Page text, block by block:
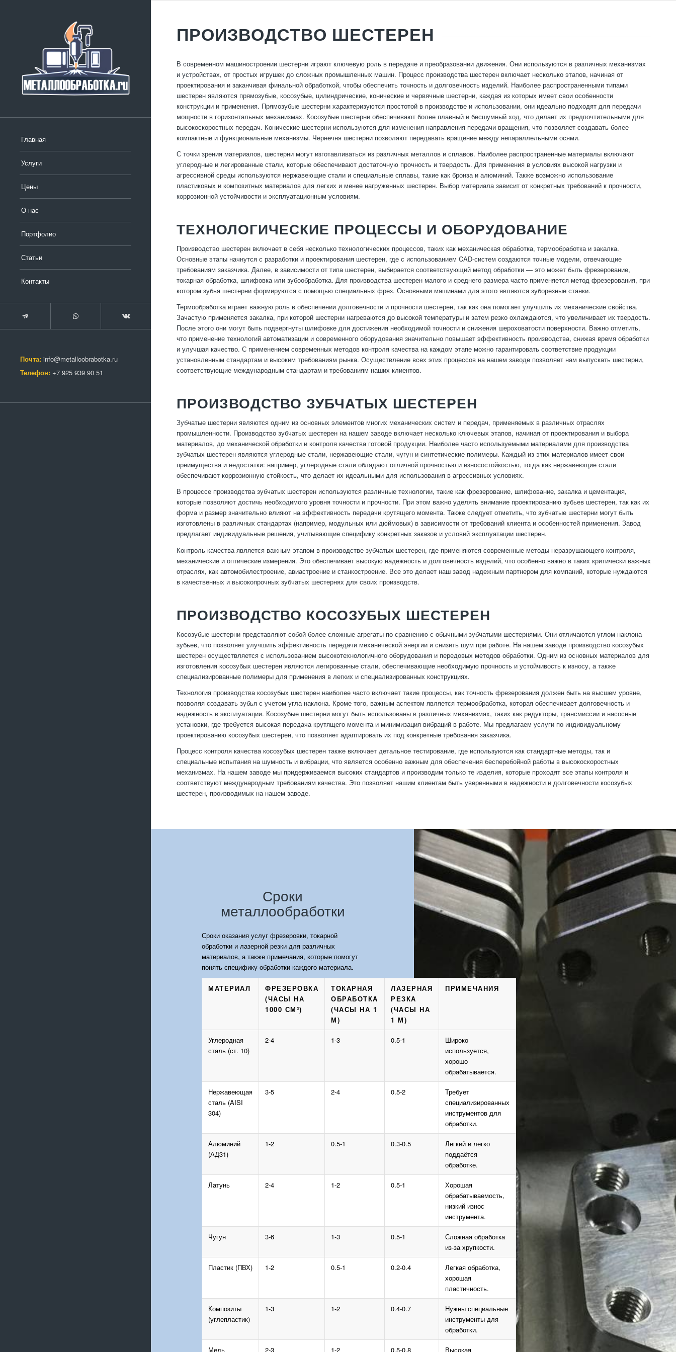
Главная
Услуги
Цены
О нас
Портфолио
Статьи
Контакты
Почта: info@metalloobrabotka.ru
Телефон: +7 925 939 90 51
ПРОИЗВОДСТВО ШЕСТЕРЕН
В современном машиностроении шестерни играют ключевую роль в передаче и преобразовании движения. Они используются в различных механизмах
и устройствах, от простых игрушек до сложных промышленных машин. Процесс производства шестерен включает несколько этапов, начиная от
проектирования и заканчивая финальной обработкой, чтобы обеспечить точность и долговечность изделий. Наиболее распространенными типами
шестерен являются прямозубые, косозубые, цилиндрические, конические и червячные шестерни, каждая из которых имеет свои особенности
конструкции и применения. Прямозубые шестерни характеризуются простотой в производстве и использовании, они идеально подходят для передачи
мощности в горизонтальных механизмах. Косозубые шестерни обеспечивают более плавный и бесшумный ход, что делает их предпочтительными для
высокоскоростных передач. Конические шестерни используются для изменения направления передачи вращения, что позволяет создавать более
компактные и функциональные механизмы. Чернeчня шестерни позволяют передавать вращение между непараллельными осями.
С точки зрения материалов, шестерни могут изготавливаться из различных металлов и сплавов. Наиболее распространенные материалы включают
углеродные и легированные стали, которые обеспечивают достаточную прочность и твердость. Для применения в условиях высокой нагрузки и
агрессивной среды используются нержавеющие стали и специальные сплавы, такие как бронза и алюминий. Также возможно использование
пластиковых и композитных материалов для легких и менее нагруженных шестерен. Выбор материала зависит от конкретных требований к прочности,
коррозионной устойчивости и эксплуатационным условиям.
ТЕХНОЛОГИЧЕСКИЕ ПРОЦЕССЫ И ОБОРУДОВАНИЕ
Производство шестерен включает в себя несколько технологических процессов, таких как механическая обработка, термообработка и закалка.
Основные этапы начнутся с разработки и проектирования шестерен, где с использованием CAD-систем создаются точные модели, отвечающие
требованиям заказчика. Далее, в зависимости от типа шестерен, выбирается соответствующий метод обработки — это может быть фрезерование,
токарная обработка, шлифовка или зубообработка. Для производства шестерен малого и среднего размера часто применяется метод фрезерования, при
котором зубья шестерни формируются с помощью специальных фрез. Основными машинами для этого являются зуборезные станки.
Термообработка играет важную роль в обеспечении долговечности и прочности шестерен, так как она помогает улучшить их механические свойства.
Зачастую применяется закалка, при которой шестерни нагреваются до высокой температуры и затем резко охлаждаются, что увеличивает их твердость.
После этого они могут быть подвергнуты шлифовке для достижения необходимой точности и снижения шероховатости поверхности. Важно отметить,
что применение технологий автоматизации и современного оборудования значительно повышает эффективность производства, снижая время обработки
и улучшая качество. С применением современных методов контроля качества на каждом этапе можно гарантировать соответствие продукции
установленным стандартам и высоким требованиям рынка. Осуществление всех этих процессов на нашем заводе позволяет нам выпускать шестерни,
соответствующие международным стандартам и требованиям наших клиентов.
ПРОИЗВОДСТВО ЗУБЧАТЫХ ШЕСТЕРЕН
Зубчатые шестерни являются одним из основных элементов многих механических систем и передач, применяемых в различных отраслях
промышленности. Производство зубчатых шестерен на нашем заводе включает несколько ключевых этапов, начиная от проектирования и выбора
материалов, до механической обработки и контроля качества готовой продукции. Наиболее часто используемыми материалами для производства
зубчатых шестерен являются углеродные стали, нержавеющие стали, чугун и синтетические полимеры. Каждый из этих материалов имеет свои
преимущества и недостатки: например, углеродные стали обладают отличной прочностью и износостойкостью, тогда как нержавеющие стали
обеспечивают коррозионную стойкость, что делает их идеальными для использования в агрессивных условиях.
В процессе производства зубчатых шестерен используются различные технологии, такие как фрезерование, шлифование, закалка и цементация,
которые позволяют достичь необходимого уровня точности и прочности. При этом важно уделять внимание проектированию зубьев шестерен, так как их
форма и размер значительно влияют на эффективность передачи крутящего момента. Также следует отметить, что зубчатые шестерни могут быть
изготовлены в различных стандартах (например, модульных или дюймовых) в зависимости от требований клиента и особенностей применения. Завод
предлагает индивидуальные решения, учитывающие специфику конкретных заказов и условий эксплуатации шестерен.
Контроль качества является важным этапом в производстве зубчатых шестерен, где применяются современные методы неразрушающего контроля,
механические и оптические измерения. Это обеспечивает высокую надежность и долговечность изделий, что особенно важно в таких критически важных
отраслях, как автомобилестроение, авиастроение и станкостроение. Все это делает наш завод надежным партнером для компаний, которые нуждаются
в качественных и высокопрочных зубчатых шестернях для своих производств.
ПРОИЗВОДСТВО КОСОЗУБЫХ ШЕСТЕРЕН
Косозубые шестерни представляют собой более сложные агрегаты по сравнению с обычными зубчатыми шестернями. Они отличаются углом наклона
зубьев, что позволяет улучшить эффективность передачи механической энергии и снизить шум при работе. На нашем заводе производство косозубых
шестерен осуществляется с использованием высокотехнологичного оборудования и передовых методов обработки. Одним из основных материалов для
изготовления косозубых шестерен являются легированные стали, обеспечивающие необходимую прочность и устойчивость к износу, а также
специализированные полимеры для применения в легких и специализированных конструкциях.
Технология производства косозубых шестерен наиболее часто включает такие процессы, как точность фрезерования должен быть на высшем уровне,
позволяя создавать зубья с учетом угла наклона. Кроме того, важным аспектом является термообработка, которая обеспечивает долговечность и
надежность в эксплуатации. Косозубые шестерни могут быть использованы в различных механизмах, таких как редукторы, трансмиссии и насосные
установки, где требуется высокая передача крутящего момента и минимизация вибраций в работе. Мы предлагаем услуги по индивидуальному
проектированию косозубых шестерен, что позволяет адаптировать их под конкретные требования заказчика.
Процесс контроля качества косозубых шестерен также включает детальное тестирование, где используются как стандартные методы, так и
специальные испытания на шумность и вибрации, что является особенно важным для обеспечения бесперебойной работы в высокоскоростных
механизмах. На нашем заводе мы придерживаемся высоких стандартов и производим только те изделия, которые проходят все этапы контроля и
соответствуют международным требованиям качества. Это позволяет нашим клиентам быть уверенными в надежности и долговечности косозубых
шестерен, производимых на нашем заводе.
Сроки
металлообработки
Сроки оказания услуг фрезеровки, токарной
обработки и лазерной резки для различных
материалов, а также примечания, которые помогут
понять специфику обработки каждого материала.
МАТЕРИАЛ
ФРЕЗЕРОВКА
(ЧАСЫ НА
1000 СМ³)
ТОКАРНАЯ
ОБРАБОТКА
(ЧАСЫ НА 1
М)
ЛАЗЕРНАЯ
РЕЗКА
(ЧАСЫ НА
1 М)
ПРИМЕЧАНИЯ
Углеродная
сталь (ст. 10)
2-4 1-3 0.5-1
Широко
используется,
хорошо
обрабатывается.
Нержавеющая
сталь (AISI
304)
3-5 2-4 0.5-2
Требует
специализированных
инструментов для
обработки.
Алюминий
(АД31)
1-2 0.5-1 0.3-0.5
Легкий и легко
поддаётся
обработке.
Латунь 2-4 1-2 0.5-1
Хорошая
обрабатываемость,
низкий износ
инструмента.
Чугун 3-6 1-3 0.5-1
Сложная обработка
из-за хрупкости.
Пластик (ПВХ) 1-2 0.5-1 0.2-0.4
Легкая обработка,
хорошая
пластичность.
Композиты
(углепластик)
1-3 1-2 0.4-0.7
Нужны специальные
инструменты для
обработки.
Медь 2-3 1-2 0.5-0.8
Высокая